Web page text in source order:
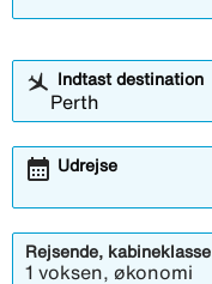
Indtast destination
Udrejse
calendar_month
Rejsende, kabineklasse
1 voksen, økonomi